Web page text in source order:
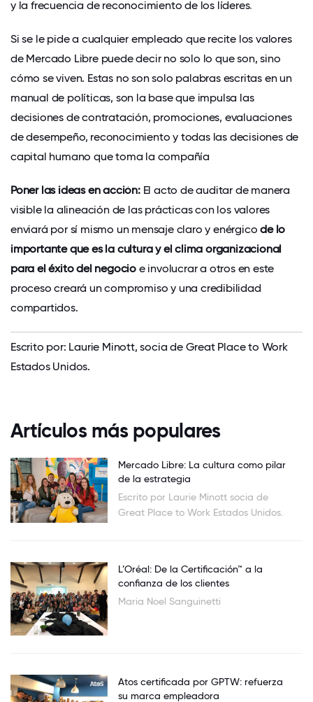
y la frecuencia de reconocimiento de los líderes.
Si se le pide a cualquier empleado que recite los valores
de Mercado Libre puede decir no solo lo que son, sino
cómo se viven. Estas no son solo palabras escritas en un
manual de políticas, son la base que impulsa las
decisiones de contratación, promociones, evaluaciones
de desempeño, reconocimiento y todas las decisiones de
capital humano que toma la compañía
Poner las ideas en acción:El acto de auditar de manera
visible la alineación de las prácticas con los valores
enviará por sí mismo un mensaje claro y enérgicode lo
importante que es la cultura y el clima organizacional
para el éxito del negocio e involucrar a otros en este
proceso creará un compromiso y una credibilidad
compartidos.
Escrito por: Laurie Minott, socia de Great Place to Work
Estados Unidos.
Artículos más populares
Mercado Libre: La cultura como pilar
de la estrategia
Escrito por Laurie Minott socia de
Great Place to Work Estados Unidos.
L’Oréal: De la Certificación™ a la
confianza de los clientes
Maria Noel Sanguinetti
Atos certificada por GPTW: refuerza
su marca empleadora